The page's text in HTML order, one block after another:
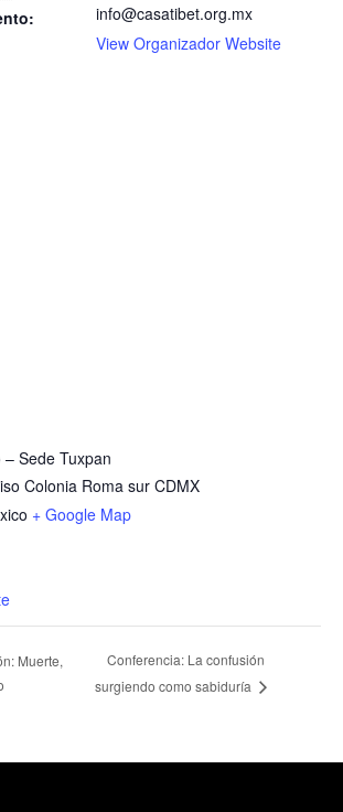
info@casatibet.org.mx
View Organizador Website
Sede Tuxpan
Colonia Roma sur CDMX
+ Google Map
Muerte,
Conferencia: La confusión
surgiendo como sabiduría